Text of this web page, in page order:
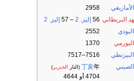
2958
البريطاني 56 إليز. 2 – 57
إليز. 2
2552
1370
7516–7517
الصيني
丁亥年 (النار الخنزير )
4704 أو 4644